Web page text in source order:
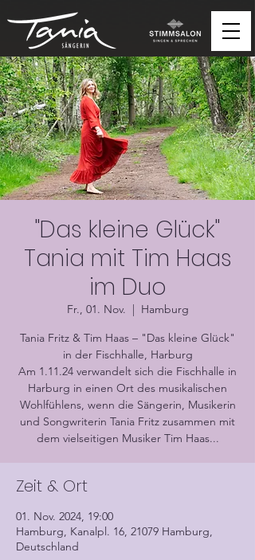
"Das kleine Glück"
Tania mit Tim Haas
im Duo
Fr., 01. Nov.
  |
Hamburg
Tania Fritz & Tim Haas – "Das kleine Glück"
in der Fischhalle, Harburg
Am 1.11.24 verwandelt sich die Fischhalle in
Harburg in einen Ort des musikalischen
Wohlfühlens, wenn die Sängerin, Musikerin
und Songwriterin Tania Fritz zusammen mit
dem vielseitigen Musiker Tim Haas...
Zeit & Ort
01. Nov. 2024, 19:00
Hamburg, Kanalpl. 16, 21079 Hamburg,
Deutschland